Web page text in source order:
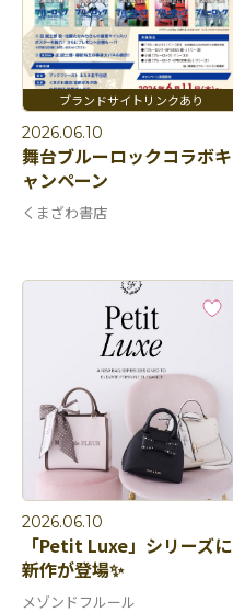
2026.06.10
舞台ブルーロックコラボキ
ャンペーン
くまざわ書店
2026.06.10
「Petit Luxe」シリーズに
新作が登場✨
メゾンドフルール